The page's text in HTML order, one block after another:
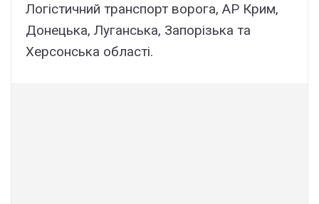
Логістичний транспорт ворога, АР Крим,
Донецька, Луганська, Запорізька та
Херсонська області.